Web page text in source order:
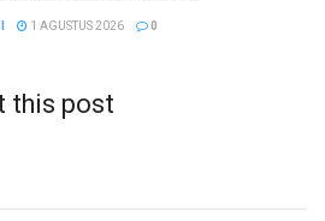
1 AGUSTUS 2026 0
this post